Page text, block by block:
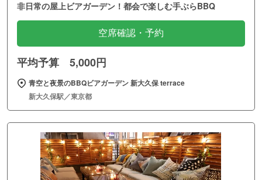
非日常の屋上ビアガーデン！都会で楽しむ手ぶらBBQ
空席確認・予約
平均予算 5,000円
青空と夜景のBBQビアガーデン 新大久保 terrace
新大久保駅／東京都